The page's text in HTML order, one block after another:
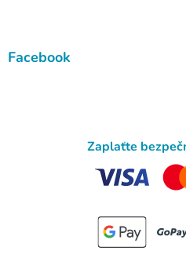
Facebook
Zaplaťte